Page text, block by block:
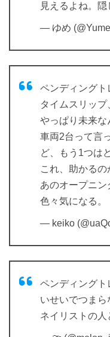
見えるよね。隠
— ゆめ
ペンディングト
タイムスリッ
やっぱり未来な
車両2台って言
ど、もう1つは
これ、助かるの
あのオープニン
色々気になる。
— keiko
ペンディングト
いせいでつま
ネイリストの